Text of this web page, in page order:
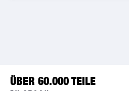
ÜBER 60.000 TEILE